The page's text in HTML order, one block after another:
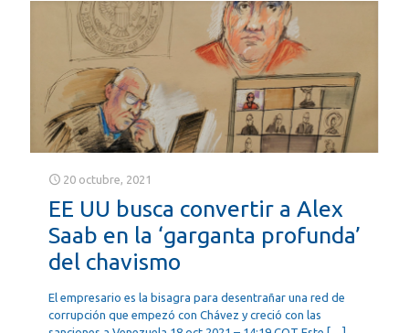
20 octubre, 2021
EE UU busca convertir a Alex
Saab en la ‘garganta profunda’
del chavismo
El empresario es la bisagra para desentrañar una red de
corrupción que empezó con Chávez y creció con las